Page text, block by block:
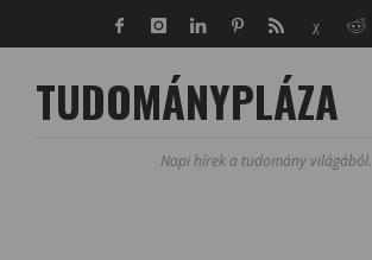
TUDOMÁNYPLÁZA
Napi hírek a tudomány világából.